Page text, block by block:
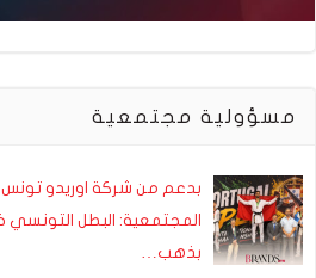
مسؤولية مجتمعية
بدعم من شركة اوريدو
المجتمعية: البطل التونسي
بذهب…